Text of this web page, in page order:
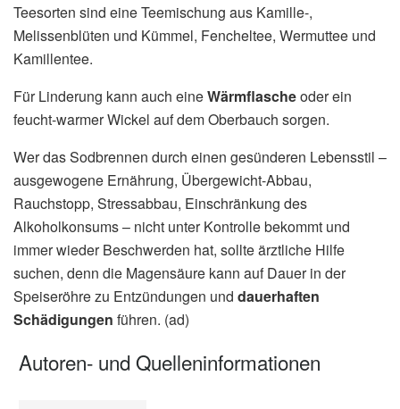
Teesorten sind eine Teemischung aus Kamille-,
Melissenblüten und Kümmel, Fencheltee, Wermuttee und
Kamillentee.
Für Linderung kann auch eineWärmflascheoder ein
feucht-warmer Wickel auf dem Oberbauch sorgen.
Wer das Sodbrennen durch einen gesünderen Lebensstil –
ausgewogene Ernährung, Übergewicht-Abbau,
Rauchstopp, Stressabbau, Einschränkung des
Alkoholkonsums – nicht unter Kontrolle bekommt und
immer wieder Beschwerden hat, sollte ärztliche Hilfe
suchen, denn die Magensäure kann auf Dauer in der
Speiseröhre zu Entzündungen und dauerhaften
Schädigungen führen. (ad)
Autoren- und Quelleninformationen